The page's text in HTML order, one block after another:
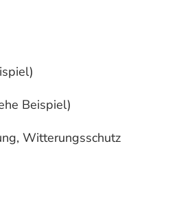
Beispiel)
Witterungsschutz